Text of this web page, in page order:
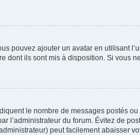
pouvez ajouter un avatar en utilisant
ils sont mis à disposition. Si vous
le nombre de messages postés
l’administrateur du forum. Évitez de
peut facilement abaisser